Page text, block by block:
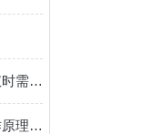
使用及保养沥青弯曲梁流变仪时需要注意哪些事项？
新国标灌砂密度试验仪的工作原理与标准砂流动机制解析